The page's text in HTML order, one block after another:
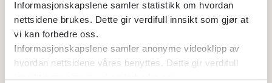
Informasjonskapslene samler statistikk om hvordan
nettsidene brukes. Dette gir verdifull innsikt som gjør at
vi kan forbedre oss.
Informasjonskapslene samler anonyme videoklipp av
hvordan nettsidene våres benyttes. Dette gir verdifull
innsikt som gjør at vi kan forbedre oss.
tilstanden. Prognostiske faktorer har
generelt større betydning for prognosen
ved langvarige tilstander (>3mnd) enn
vevsspesifikk og bildediagnostisk patologi.